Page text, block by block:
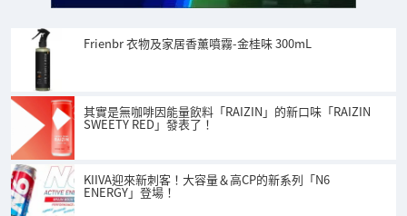
Frienbr 衣物及家居香薰噴霧-金桂味 300mL
其實是無咖啡因能量飲料「RAIZIN」的新口味「RAIZIN
SWEETY RED」發表了！
KIIVA迎來新刺客！大容量＆高CP的新系列「N6
ENERGY」登場！